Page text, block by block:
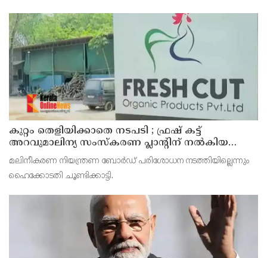
കുറ്റം തെളിയിക്കാതെ നടപടി ; ഫ്രഷ് കട്ട്
അറവുമാലിന്യ സംസ്‌കരണ പ്ലാന്റിന് നല്‍കിയ
സ്റ്റോപ്പ് മെമ്മോയില്‍ ഗുരുതര വീഴ്ചയെന്ന്
ഹൈക്കോടതി
മലിനീകരണ നിയന്ത്രണ ബോര്‍ഡ് പരിശോധന നടത്തിയില്ലെന്നും
ഹൈക്കോടതി ചൂണ്ടിക്കാട്ടി.